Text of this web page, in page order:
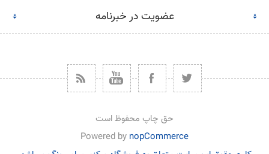
عضویت در خبرنامه
حق چاپ محفوظ است
Powered by nopCommerce